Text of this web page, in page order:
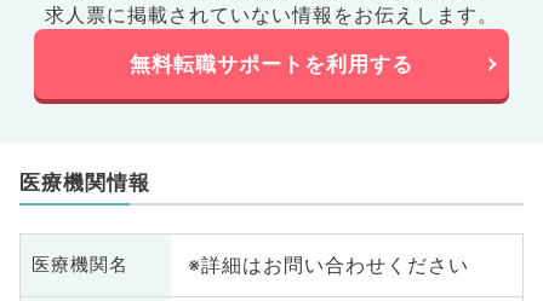
求人票に掲載されていない情報をお伝えします。
無料転職サポートを利用する
医療機関情報
医療機関名 ※詳細はお問い合わせください